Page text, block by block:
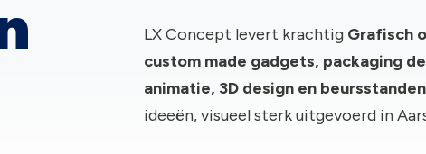
LX Concept levert krachtig Grafisch
custom made gadgets, packaging
animatie, 3D design en
ideeën, visueel sterk uitgevoerd in